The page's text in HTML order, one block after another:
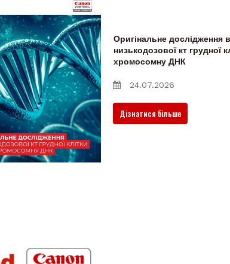
Оригінальне дослідження
низькодозової кт грудної
хромосомну ДНК
24.07.2026
Дізнатися більше